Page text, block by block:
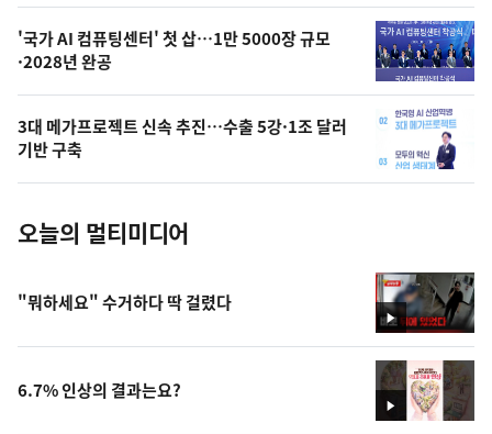
오
의
사
진
'국가 AI 컴퓨팅센터' 첫 삽…1만 5000장 규모
·2028년 완공
3대 메가프로젝트 신속 추진…수출 5강·1조 달러
기반 구축
오늘의 멀티미디어
영
상
"뭐하세요" 수거하다 딱 걸렸다
영
6.7% 인상의 결과는요?